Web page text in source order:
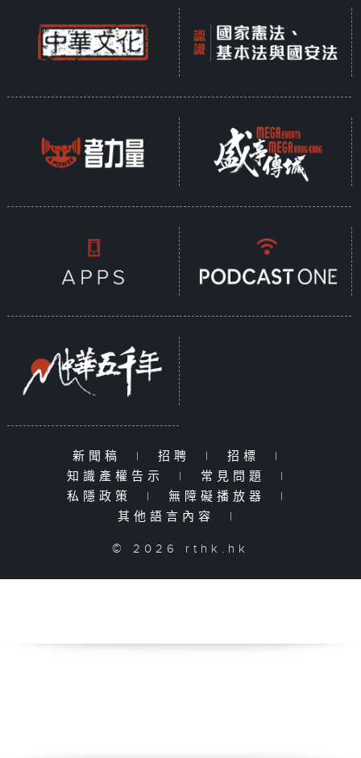
新聞稿 | 招聘 | 招標
|
知識產權告示
| 常見問題
|
私隱政策
| 無障礙播放器
|
其他語言內容
|
© 2026 rthk.hk